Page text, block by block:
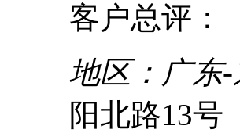
客户总评：
地区：广东
阳北路13号